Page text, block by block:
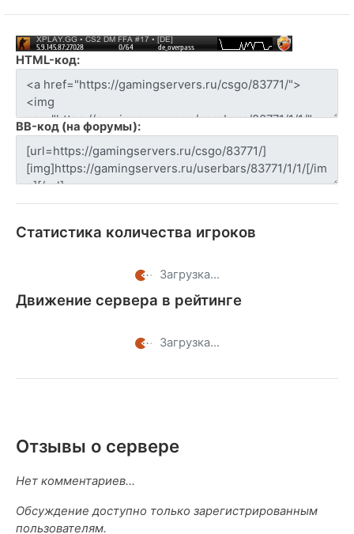
HTML-код:
BB-код (на форумы):
Статистика количества игроков
Загрузка...
Движение сервера в рейтинге
Загрузка...
Отзывы о сервере
Нет комментариев...
Обсуждение доступно только зарегистрированным
пользователям.